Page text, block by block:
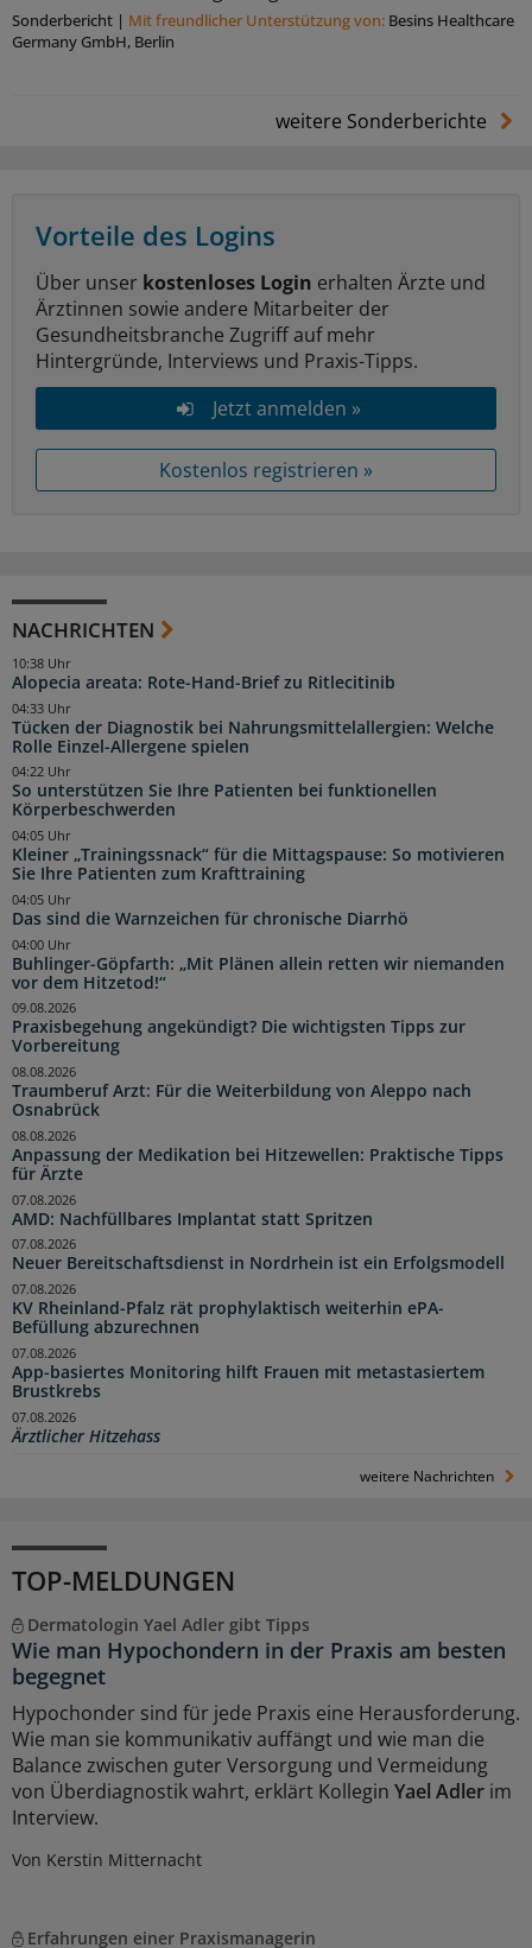
Sonderbericht | Mit freundlicher Unterstützung von: Besins Healthcare
Germany GmbH, Berlin
weitere Sonderberichte
Vorteile des Logins
Über unser kostenloses Login erhalten Ärzte und
Ärztinnen sowie andere Mitarbeiter der
Gesundheitsbranche Zugriff auf mehr
Hintergründe, Interviews und Praxis-Tipps.
Jetzt anmelden »
Kostenlos registrieren »
NACHRICHTEN
Alopecia areata: Rote-Hand-Brief zu Ritlecitinib
10:38 Uhr
Tücken der Diagnostik bei Nahrungsmittelallergien: Welche
Rolle Einzel-Allergene spielen
04:33 Uhr
So unterstützen Sie Ihre Patienten bei funktionellen
Körperbeschwerden
04:22 Uhr
Kleiner „Trainingssnack“ für die Mittagspause: So motivieren
Sie Ihre Patienten zum Krafttraining
04:05 Uhr
Das sind die Warnzeichen für chronische Diarrhö
04:05 Uhr
Buhlinger-Göpfarth: „Mit Plänen allein retten wir niemanden
vor dem Hitzetod!“
04:00 Uhr
Praxisbegehung angekündigt? Die wichtigsten Tipps zur
Vorbereitung
09.08.2026
Traumberuf Arzt: Für die Weiterbildung von Aleppo nach
Osnabrück
08.08.2026
Anpassung der Medikation bei Hitzewellen: Praktische Tipps
für Ärzte
08.08.2026
AMD: Nachfüllbares Implantat statt Spritzen
07.08.2026
Neuer Bereitschaftsdienst in Nordrhein ist ein Erfolgsmodell
07.08.2026
KV Rheinland-Pfalz rät prophylaktisch weiterhin ePA-
Befüllung abzurechnen
07.08.2026
App-basiertes Monitoring hilft Frauen mit metastasiertem
Brustkrebs
07.08.2026
Ärztlicher Hitzehass
07.08.2026
weitere Nachrichten
TOP-MELDUNGEN
Dermatologin Yael Adler gibt Tipps
Wie man Hypochondern in der Praxis am besten
begegnet
Hypochonder sind für jede Praxis eine Herausforderung.
Wie man sie kommunikativ auffängt und wie man die
Balance zwischen guter Versorgung und Vermeidung
von Überdiagnostik wahrt, erklärt Kollegin Yael Adler im
Interview.
Von Kerstin Mitternacht
Erfahrungen einer Praxismanagerin